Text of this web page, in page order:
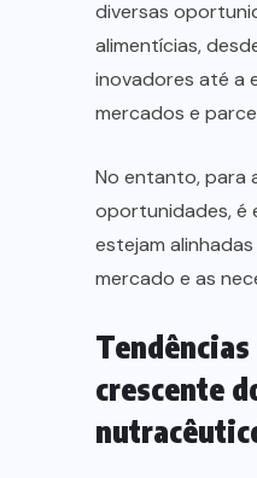
diversas
alimentícias,
inovadores até a
mercados e
No entanto, para
oportunidades, é
estejam
mercado e as
crescente